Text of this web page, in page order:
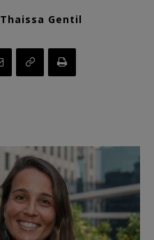
Thaissa Gentil